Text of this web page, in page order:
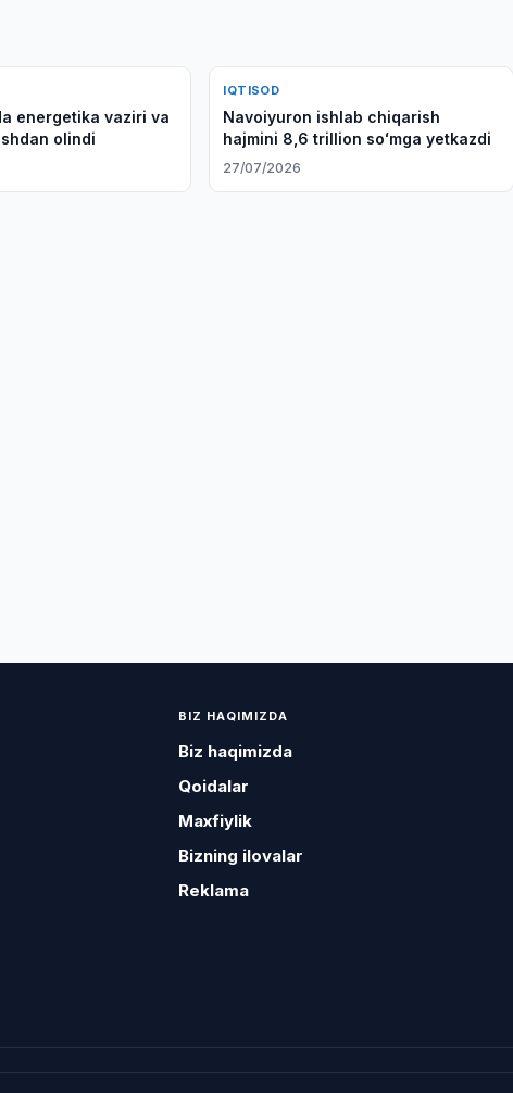
energetika vaziri va
olindi
IQTISOD
Navoiyuron ishlab chiqarish
hajmini 8,6 trillion soʻmga yetkazdi
27/07/2026
BIZ HAQIMIZDA
Biz haqimizda
Qoidalar
Maxfiylik
Bizning ilovalar
Reklama